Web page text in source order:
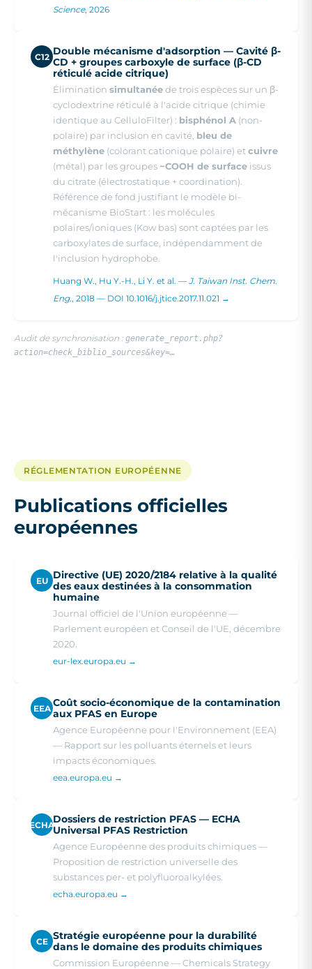
Science, 2026
C12 Double mécanisme d'adsorption — Cavité β-
CD + groupes carboxyle de surface (β-CD
réticulé acide citrique)
Élimination simultanéede trois espèces sur un β-
cyclodextrine réticulé à l'acide citrique (chimie
identique au CelluloFilter) : bisphénol A (non-
polaire) par inclusion en cavité, bleu de
méthylène (colorant cationique polaire) etcuivre
(métal) par les groupes −COOH de surface issus
du citrate (électrostatique + coordination).
Référence de fond justifiant le modèle bi-
mécanisme BioStart : les molécules
polaires/ioniques (Kow bas) sont captées par les
carboxylates de surface, indépendamment de
l'inclusion hydrophobe.
Huang W., Hu Y.-H., Li Y. et al. — J. Taiwan Inst. Chem.
Eng., 2018 — DOI 10.1016/j.jtice.2017.11.021 →
Audit de synchronisation : generate_report.php?
action=check_biblio_sources&key=…
RÉGLEMENTATION EUROPÉENNE
Publications officielles
européennes
EU Directive (UE) 2020/2184 relative à la qualité
des eaux destinées à la consommation
humaine
Journal officiel de l'Union européenne —
Parlement européen et Conseil de l'UE, décembre
2020.
eur-lex.europa.eu →
EEA Coût socio-économique de la contamination
aux PFAS en Europe
Agence Européenne pour l'Environnement (EEA)
— Rapport sur les polluants éternels et leurs
impacts économiques.
eea.europa.eu →
ECHADossiers de restriction PFAS — ECHA
Universal PFAS Restriction
Agence Européenne des produits chimiques —
Proposition de restriction universelle des
substances per- et polyfluoroalkylées.
echa.europa.eu →
CE Stratégie européenne pour la durabilité
dans le domaine des produits chimiques
Commission Européenne — Chemicals Strategy